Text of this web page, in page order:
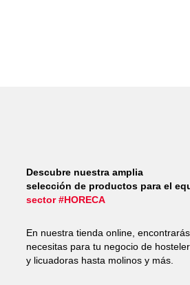
Descubre nuestra amplia
selección de productos para el
sector #HORECA
En nuestra tienda online,
necesitas para tu negocio de
y licuadoras hasta molinos y más.